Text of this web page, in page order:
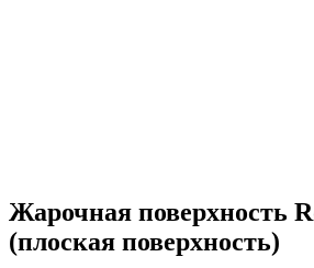
Жарочная поверхность
(плоская поверхность)